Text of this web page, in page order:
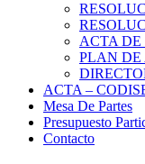
ACTA DE
PLAN DE
ACTA –
Mesa De Partes
Presupuesto
Contacto